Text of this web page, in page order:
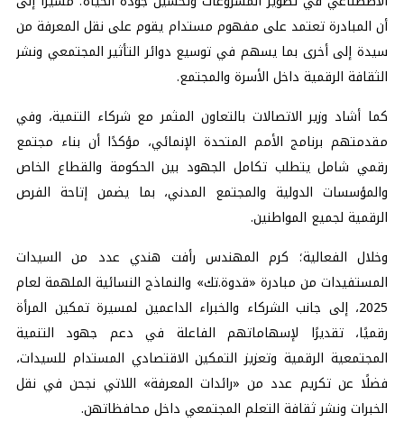
أن المبادرة تعتمد على مفهوم مستدام يقوم على نقل المعرفة من
سيدة إلى أخرى بما يسهم في توسيع دوائر التأثير المجتمعي ونشر
الثقافة الرقمية داخل الأسرة والمجتمع.
كما أشاد وزير الاتصالات بالتعاون المثمر مع شركاء التنمية، وفي
مقدمتهم برنامج الأمم المتحدة الإنمائي، مؤكدًا أن بناء مجتمع
رقمي شامل يتطلب تكامل الجهود بين الحكومة والقطاع الخاص
والمؤسسات الدولية والمجتمع المدني، بما يضمن إتاحة الفرص
الرقمية لجميع المواطنين.
وخلال الفعالية؛ كرم المهندس رأفت هندي عدد من السيدات
المستفيدات من مبادرة «قدوة.تك» والنماذج النسائية الملهمة لعام
2025، إلى جانب الشركاء والخبراء الداعمين لمسيرة تمكين المرأة
رقميًا، تقديرًا لإسهاماتهم الفاعلة في دعم جهود التنمية
المجتمعية الرقمية وتعزيز التمكين الاقتصادي المستدام للسيدات،
فضلًا عن تكريم عدد من «رائدات المعرفة» اللاتي نجحن في نقل
الخبرات ونشر ثقافة التعلم المجتمعي داخل محافظاتهن.